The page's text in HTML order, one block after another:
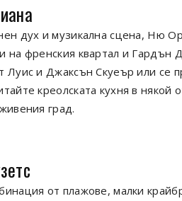
дух и музикална сцена, Ню
на френския квартал и
Луис и Джаксън Скуеър или се
креолската кухня в някой
град.
от плажове, малки